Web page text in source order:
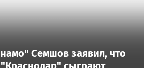
Семшов заявил, что
сыграют